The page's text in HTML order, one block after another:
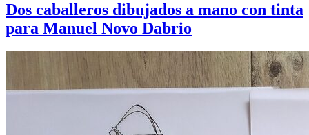
Dos caballeros dibujados a mano con tinta
para Manuel Novo Dabrio